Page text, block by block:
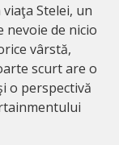
Stelei, un
nevoie de nicio
vârstă,
scurt are o
o perspectivă